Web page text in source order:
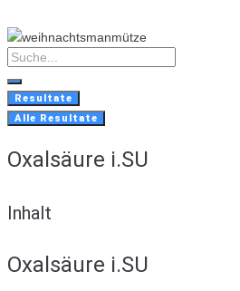
to
content
Search
...
Resultate
Alle Resultate
Oxalsäure i.SU
Inhalt
Oxalsäure i.SU